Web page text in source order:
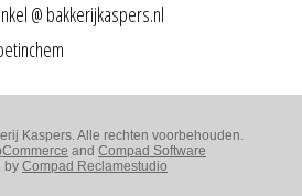
@ bakkerijkaspers.nl
Kaspers. Alle rechten voorbehouden.
and Compad Software
by Compad Reclamestudio